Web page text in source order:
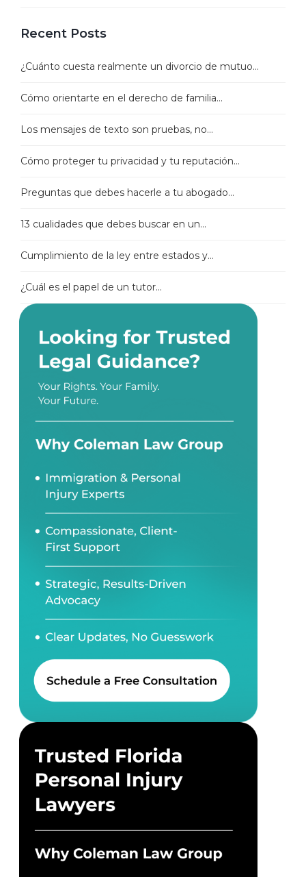
Recent Posts
¿Cuánto cuesta realmente un divorcio de mutuo...
Cómo orientarte en el derecho de familia...
Los mensajes de texto son pruebas, no...
Cómo proteger tu privacidad y tu reputación...
Preguntas que debes hacerle a tu abogado...
13 cualidades que debes buscar en un...
Cumplimiento de la ley entre estados y...
¿Cuál es el papel de un tutor...